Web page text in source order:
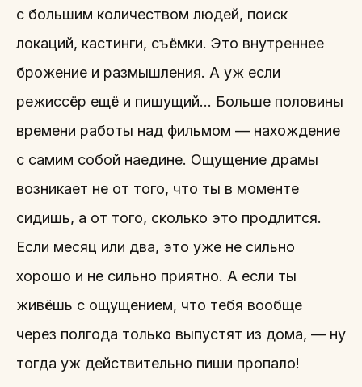
с большим количеством людей, поиск
локаций, кастинги, съёмки. Это внутреннее
брожение и размышления. А уж если
режиссёр ещё и пишущий… Больше половины
времени работы над фильмом — нахождение
с самим собой наедине. Ощущение драмы
возникает не от того, что ты в моменте
сидишь, а от того, сколько это продлится.
Если месяц или два, это уже не сильно
хорошо и не сильно приятно. А если ты
живёшь с ощущением, что тебя вообще
через полгода только выпустят из дома, — ну
тогда уж действительно пиши пропало!